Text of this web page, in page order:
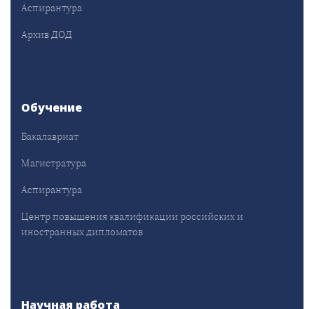
Аспирантура
Архив ДОД
Обучение
Бакалавриат
Магистратура
Аспирантура
Центр повышения квалификации российских и
иностранных дипломатов
Научная работа